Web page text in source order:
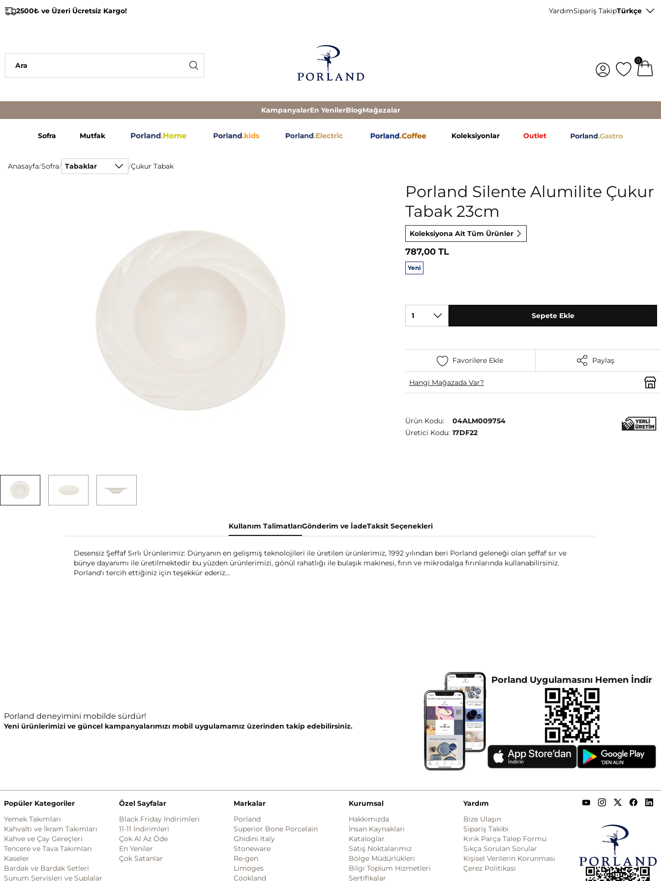
2500₺ ve Üzeri Ücretsiz Kargo! YardımSipariş TakipTürkçe
0
KampanyalarEn YenilerBlogMağazalar
Sofra Mutfak Koleksiyonlar Outlet
Anasayfa/Sofra/ Tabaklar /Çukur Tabak
Porland Silente Alumilite Çukur
Tabak 23cm
Koleksiyona Ait Tüm Ürünler
787,00 TL
Yeni
1 Sepete Ekle
Favorilere Ekle Paylaş
Hangi Mağazada Var?
Ürün Kodu:
04ALM009754
Üretici Kodu: 17DF22
Kullanım TalimatlarıGönderim ve İadeTaksit Seçenekleri
Desensiz Şeffaf Sırlı Ürünlerimiz: Dünyanın en gelişmiş teknolojileri ile üretilen ürünlerimiz, 1992 yılından beri Porland geleneği olan şeffaf sır ve
bünye dayanımı ile üretilmektedir bu yüzden ürünlerimizi, gönül rahatlığı ile bulaşık makinesi, fırın ve mikrodalga fırınlarında kullanabilirsiniz.
Porland'ı tercih ettiğiniz için teşekkür ederiz...
Porland deneyimini mobilde sürdür!
Yeni ürünlerimizi ve güncel kampanyalarımızı mobil uygulamamız üzerinden takip edebilirsiniz.
Porland Uygulamasını Hemen İndir
Popüler Kategoriler
Yemek Takımları
Kahvaltı ve İkram Takımları
Kahve ve Çay Gereçleri
Tencere ve Tava Takımları
Kaseler
Bardak ve Bardak Setleri
Sunum Servisleri ve Suplalar
Markalar
Porland
Superior Bone Porcelain
Ghidini Italy
Stoneware
Re-gen
Limoges
Cookland
Kurumsal
Hakkımızda
İnsan Kaynakları
Kataloglar
Satış Noktalarımız
Bölge Müdürlükleri
Bilgi Toplum Hizmetleri
Sertifikalar
Yardım
Bize Ulaşın
Sipariş Takibi
Kırık Parça Talep Formu
Sıkça Sorulan Sorular
Kişisel Verilerin Korunması
Çerez Politikası
Özel Sayfalar
Black Friday İndirimleri
11-11 İndirimleri
Çok Al Az Öde
En Yeniler
Çok Satanlar